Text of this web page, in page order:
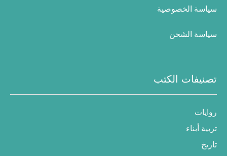
سياسة الخصوصية
سياسة الشحن
تصنيفات الكتب
روايات
تربية أبناء
تاريخ